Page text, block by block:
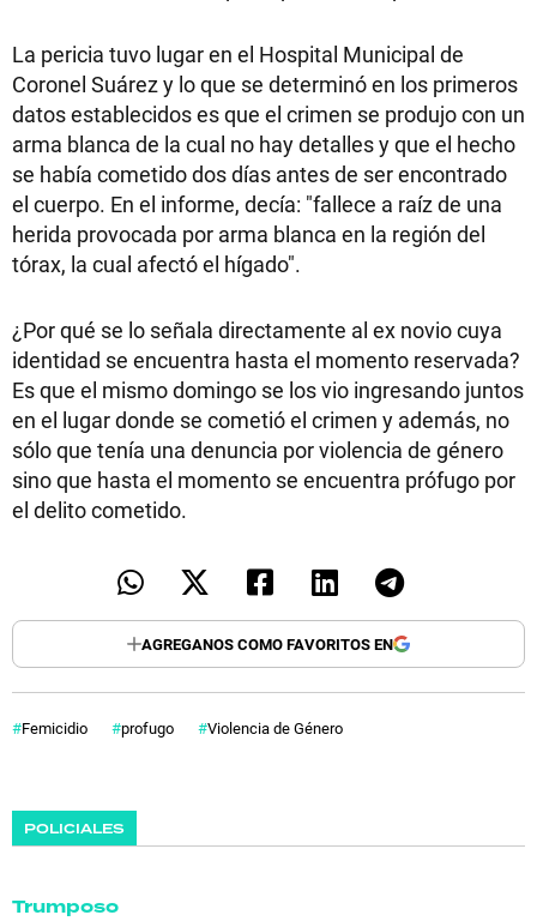
La pericia tuvo lugar en el Hospital Municipal de
Coronel Suárez y lo que se determinó en los primeros
datos establecidos es que el crimen se produjo con un
arma blanca de la cual no hay detalles y que el hecho
se había cometido dos días antes de ser encontrado
el cuerpo. En el informe, decía: "fallece a raíz de una
herida provocada por arma blanca en la región del
tórax, la cual afectó el hígado".
¿Por qué se lo señala directamente al ex novio cuya
identidad se encuentra hasta el momento reservada?
Es que el mismo domingo se los vio ingresando juntos
en el lugar donde se cometió el crimen y además, no
sólo que tenía una denuncia por violencia de género
sino que hasta el momento se encuentra prófugo por
el delito cometido.
AGREGANOS COMO FAVORITOS EN
Femicidio profugo Violencia de Género
POLICIALES
Trumposo